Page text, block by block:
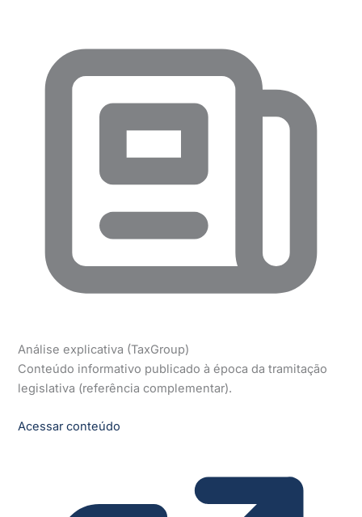
Análise explicativa (TaxGroup)
Conteúdo informativo publicado à época da tramitação
legislativa (referência complementar).
Acessar conteúdo